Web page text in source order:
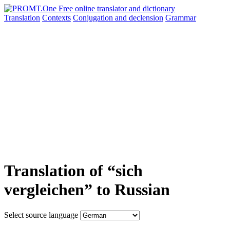
Translation Contexts Conjugation and declension Grammar
Translation of “sich
vergleichen” to Russian
Select source language